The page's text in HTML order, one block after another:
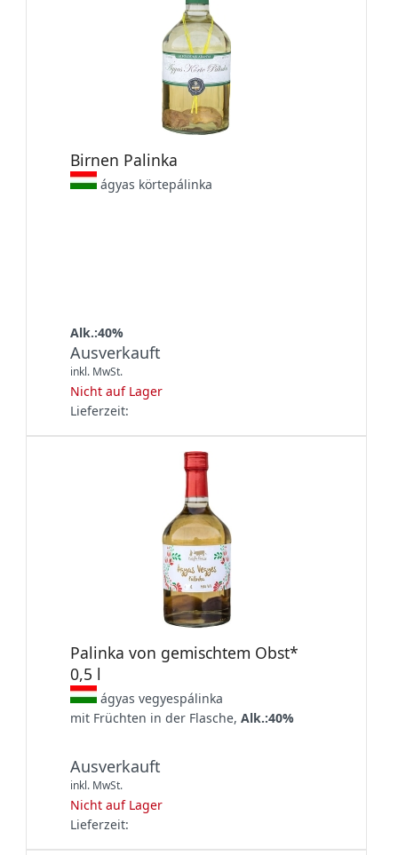
Birnen Palinka
ágyas körtepálinka
Alk.:40%
Ausverkauft
inkl. MwSt.
Nicht auf Lager
Lieferzeit:
Palinka von gemischtem Obst*
0,5 l
ágyas vegyespálinka
mit Früchten in der Flasche, Alk.:40%
Ausverkauft
inkl. MwSt.
Nicht auf Lager
Lieferzeit: